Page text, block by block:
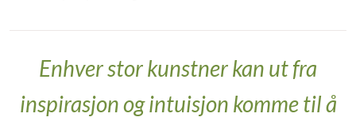
Enhver stor kunstner kan ut fra
inspirasjon og intuisjon komme til å